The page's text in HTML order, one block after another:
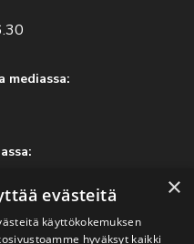
mediassa:
×
evästeitä
käyttökokemuksen
hyväksyt kaikki